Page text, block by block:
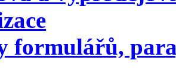
formulářů,